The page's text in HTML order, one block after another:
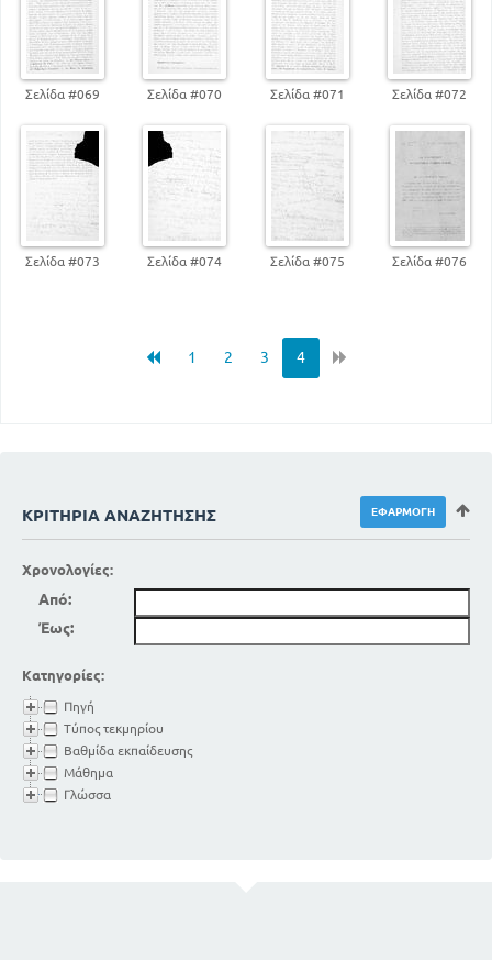
Σελίδα #069 Σελίδα #070 Σελίδα #071 Σελίδα #072
Σελίδα #073 Σελίδα #074 Σελίδα #075 Σελίδα #076
1 2 3 4
ΚΡΙΤΉΡΙΑ ΑΝΑΖΉΤΗΣΗΣ
Χρονολογίες:
Από:
Έως:
Κατηγορίες:
Πηγή
Τύπος τεκμηρίου
Βαθμίδα εκπαίδευσης
Μάθημα
Γλώσσα